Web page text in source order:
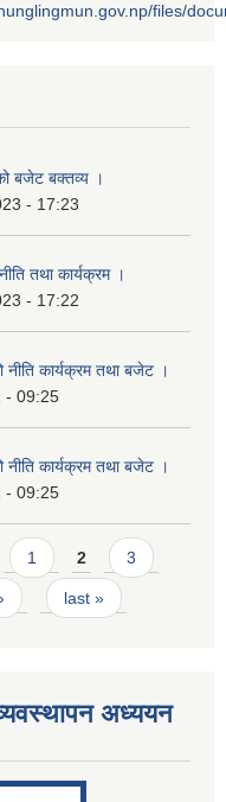
files/
बजेट बक्तव्य ।
- 17:23
तथा कार्यक्रम ।
- 17:22
कार्यक्रम तथा बजेट ।
- 09:25
कार्यक्रम तथा बजेट ।
- 09:25
1 2 3
last »
अध्ययन